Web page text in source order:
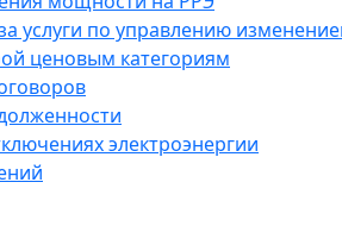
услуги по управлению
ценовым категориям
электроэнергии